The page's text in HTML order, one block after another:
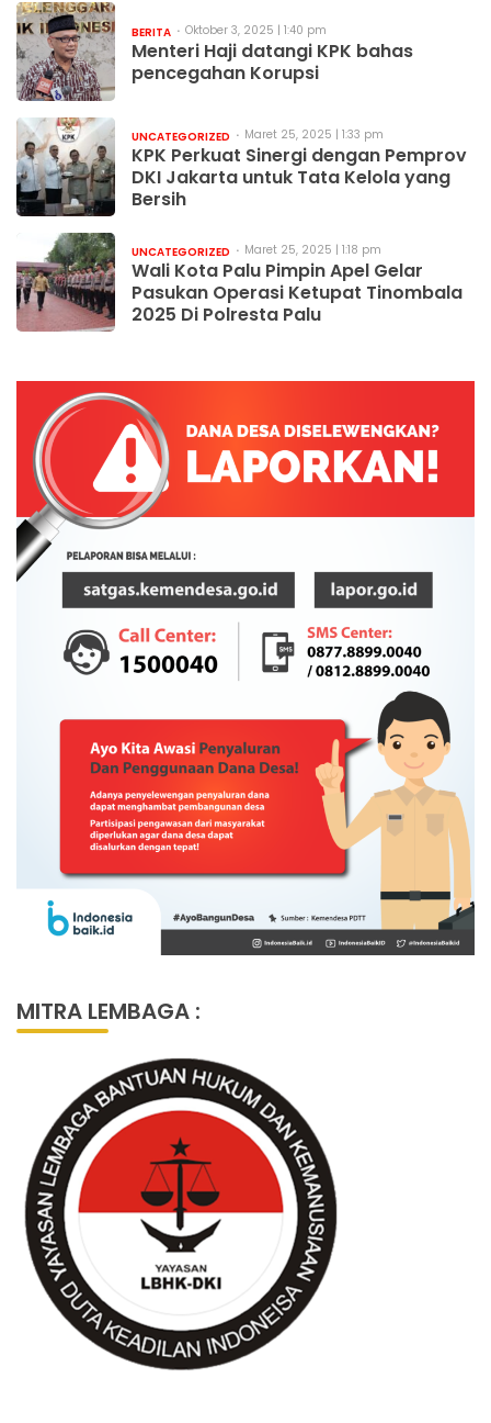
BERITA Oktober 3, 2025 | 1:40 pm
Menteri Haji datangi KPK bahas
pencegahan Korupsi
UNCATEGORIZED Maret 25, 2025 | 1:33 pm
KPK Perkuat Sinergi dengan Pemprov
DKI Jakarta untuk Tata Kelola yang
Bersih
UNCATEGORIZED Maret 25, 2025 | 1:18 pm
Wali Kota Palu Pimpin Apel Gelar
Pasukan Operasi Ketupat Tinombala
2025 Di Polresta Palu
MITRA LEMBAGA :